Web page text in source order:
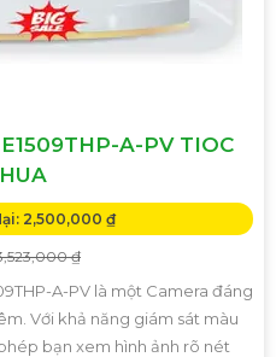
A-PV TIOC
2,500,000 ₫
₫
A-PV là một Camera đáng
Với khả năng giám sát màu
bạn xem hình ảnh rõ nét